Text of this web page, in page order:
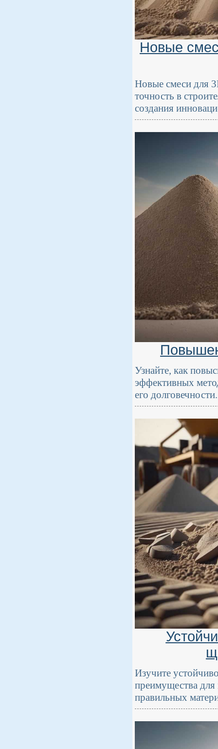
Новые
Новые смеси для
точность в
создания
Узнайте, как
эффективных
его долговечности.
Изучите
преимущества для
правильных